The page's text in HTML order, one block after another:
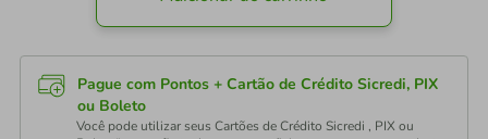
Pague com Pontos + Cartão de Crédito Sicredi, PIX
ou Boleto
Você pode utilizar seus Cartões de Crédito Sicredi , PIX ou